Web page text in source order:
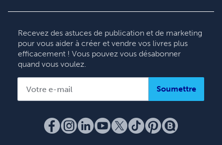
Deutsch
Français
Italiano
Español
Recevez des astuces de publication et de marketing
pour vous aider à créer et vendre vos livres plus
efficacement ! Vous pouvez vous désabonner
quand vous voulez.
Soumettre